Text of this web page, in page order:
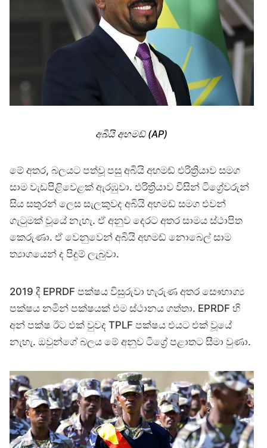
අබියි අහමඩ් (AP)
මේ අතර, බලයට පත්වූ පසු අබියි අහමඩ් එරිත්‍රියාව සමග
සාම වැඩපිළිවෙළක් ඇරඹුවා. එරිත්‍රියාව විසින් ටිග්‍රේවරුන්
සිය සතුරන් ලෙස සැලකුවද අබියි අහමඩ් සමග එවන්
ගැටුමක් වූයේ නැහැ. ඒ අනුව දෙරට අතර සාමය ස්ථාපිත
කෙරුණා. ඒ වෙනුවෙන් අබියි අහමඩ් නොබෙල් සාම
ත්‍යාගයෙන් ද පිදුම් ලැබුවා.
2019 දී EPRDF පක්ෂය විසුරුවා හැරුණ අතර සෞභාග්‍ය
පක්ෂය නමින් පක්ෂයක් එම ස්ථානය ගත්තා. EPRDF හි
අන් පක්ෂ ඊට එක් වුවද TPLF පක්ෂය එයට එක් වූයේ
නැහැ. ඔවුන්ගේ බලය මේ අනුව ටිග්‍රේ පළාතට සීමා වුණා.